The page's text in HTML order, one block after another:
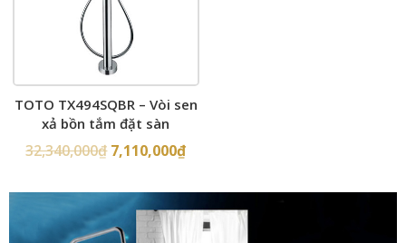
TOTO TX494SQBR – Vòi sen
xả bồn tắm đặt sàn
32,340,000₫ 7,110,000₫